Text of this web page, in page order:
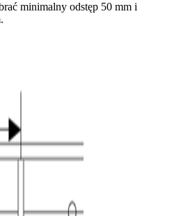
minimalny odstęp 50 mm i